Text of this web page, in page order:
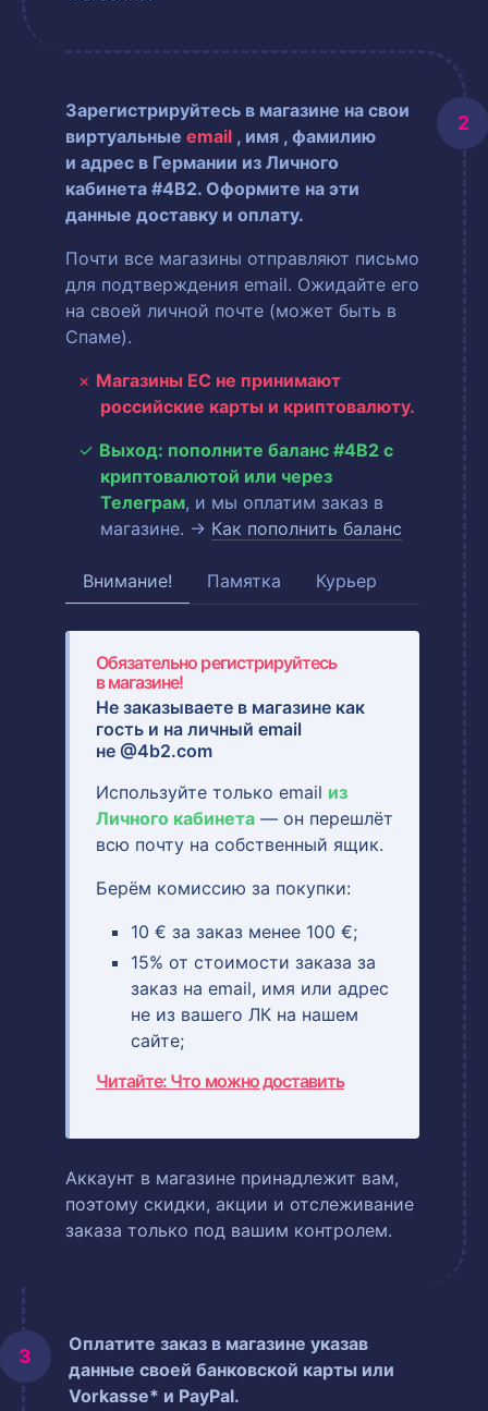
Зарегистрируйтесь в магазине на свои
виртуальные email , имя , фамилию
и адрес в Германии из Личного
кабинета #4B2. Оформите на эти
данные доставку и оплату.
Почти все магазины отправляют письмо
для подтверждения email. Ожидайте его
на своей личной почте (может быть в
Спаме).
Магазины ЕС не принимают
российские карты и криптовалюту.
Выход: пополните баланс #4B2 с
криптовалютой или через
Телеграм, и мы оплатим заказ в
магазине. → Как пополнить баланс
Внимание! Памятка Курьер
Обязательно регистрируйтесь
в магазине!
Не заказываете в магазине как
гость и на личный email
не @4b2.com
Используйте только email из
Личного кабинета — он перешлёт
всю почту на собственный ящик.
Берём комиссию за покупки:
10 € за заказ менее 100 €;
15% от стоимости заказа за
заказ на email, имя или адрес
не из вашего ЛК на нашем
сайте;
Читайте: Что можно доставить
Аккаунт в магазине принадлежит вам,
поэтому скидки, акции и отслеживание
заказа только под вашим контролем.
Оплатите заказ в магазине указав
данные своей банковской карты или
Vorkasse* и PayPal.